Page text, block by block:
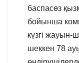
баспасөз
бойынша
күзгі
шеккен 78